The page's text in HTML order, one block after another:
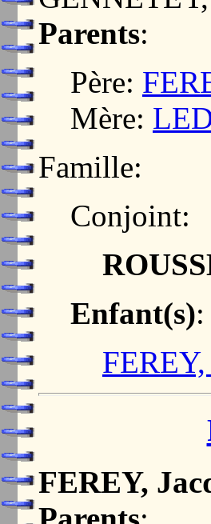
Parents:
Père:
Mère:
Famille:
Conjoint:
Enfant(s):
FEREY,
FEREY,